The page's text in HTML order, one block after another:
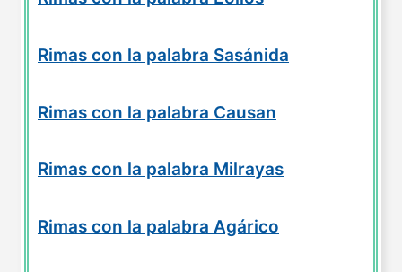
Rimas con la palabra Sasánida
Rimas con la palabra Causan
Rimas con la palabra Milrayas
Rimas con la palabra Agárico